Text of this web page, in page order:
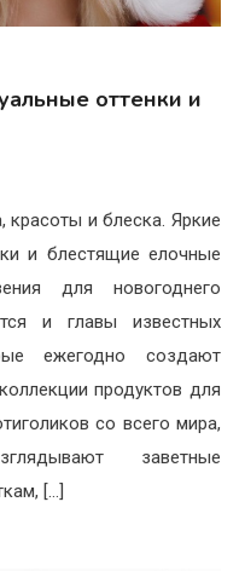
оттенки и
и блеска. Яркие
и блестящие елочные
для новогоднего
и главы известных
ежегодно создают
продуктов для
со всего мира,
заветные
[…]